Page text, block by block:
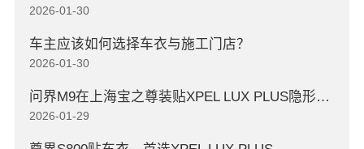
2026-01-30
车主应该如何选择车衣与施工门店？
2026-01-30
问界M9在上海宝之尊装贴XPEL LUX PLUS隐形车衣
2026-01-29